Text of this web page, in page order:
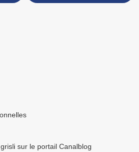
sur le portail Canalblog